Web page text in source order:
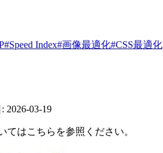
#Speed Index#画像最適化#CSS最適化
2026-03-19
てはこちらを参照ください。